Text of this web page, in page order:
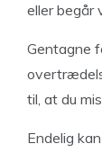
eller begår
Gentagne
til, at du
Endelig